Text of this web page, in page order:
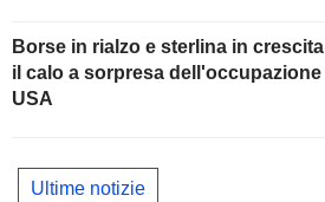
Borse in rialzo e sterlina in
il calo a sorpresa
USA
Ultime notizie